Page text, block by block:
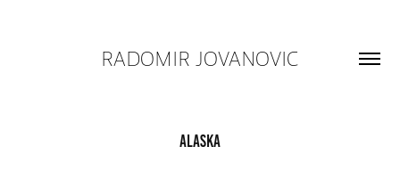
RADOMIR JOVANOVIC
Alaska